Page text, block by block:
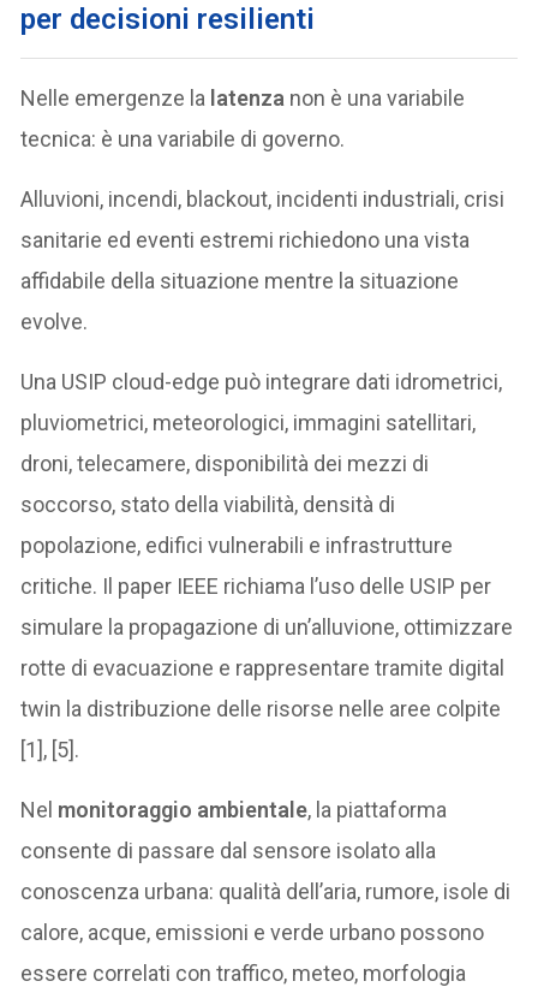
per decisioni resilienti
Nelle emergenze la latenza non è una variabile
tecnica: è una variabile di governo.
Alluvioni, incendi, blackout, incidenti industriali, crisi
sanitarie ed eventi estremi richiedono una vista
affidabile della situazione mentre la situazione
evolve.
Una USIP cloud-edge può integrare dati idrometrici,
pluviometrici, meteorologici, immagini satellitari,
droni, telecamere, disponibilità dei mezzi di
soccorso, stato della viabilità, densità di
popolazione, edifici vulnerabili e infrastrutture
critiche. Il paper IEEE richiama l’uso delle USIP per
simulare la propagazione di un’alluvione, ottimizzare
rotte di evacuazione e rappresentare tramite digital
twin la distribuzione delle risorse nelle aree colpite
[1], [5].
Nel monitoraggio ambientale, la piattaforma
consente di passare dal sensore isolato alla
conoscenza urbana: qualità dell’aria, rumore, isole di
calore, acque, emissioni e verde urbano possono
essere correlati con traffico, meteo, morfologia